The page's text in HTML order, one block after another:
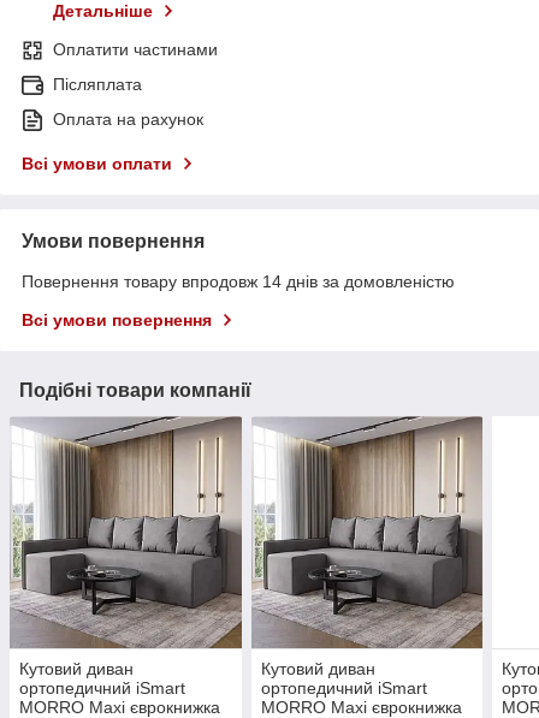
Детальніше
Оплатити частинами
Післяплата
Оплата на рахунок
Всі умови оплати
Умови повернення
Повернення товару впродовж 14 днів за домовленістю
Всі умови повернення
Подібні товари компанії
Кутовий диван
ортопедичний iSmart
MORRO Maxi єврокнижка
Кутовий диван
ортопедичний iSmart
MORRO Maxi єврокнижка